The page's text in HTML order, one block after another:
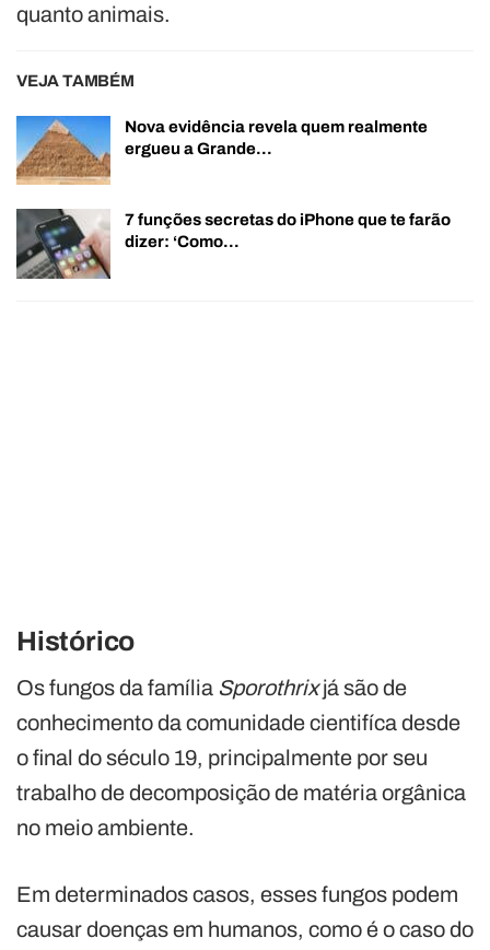
quanto animais.
VEJA TAMBÉM
Nova evidência revela quem realmente
ergueu a Grande…
7 funções secretas do iPhone que te farão
dizer: ‘Como…
Histórico
Os fungos da família Sporothrixjá são de
conhecimento da comunidade cientifíca desde
o final do século 19, principalmente por seu
trabalho de decomposição de matéria orgânica
no meio ambiente.
Em determinados casos, esses fungos podem
causar doenças em humanos, como é o caso do